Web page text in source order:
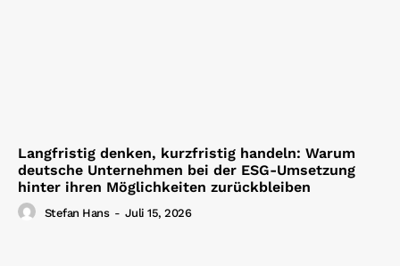
Langfristig denken, kurzfristig handeln: Warum
deutsche Unternehmen bei der ESG-Umsetzung
hinter ihren Möglichkeiten zurückbleiben
Stefan Hans - Juli 15, 2026